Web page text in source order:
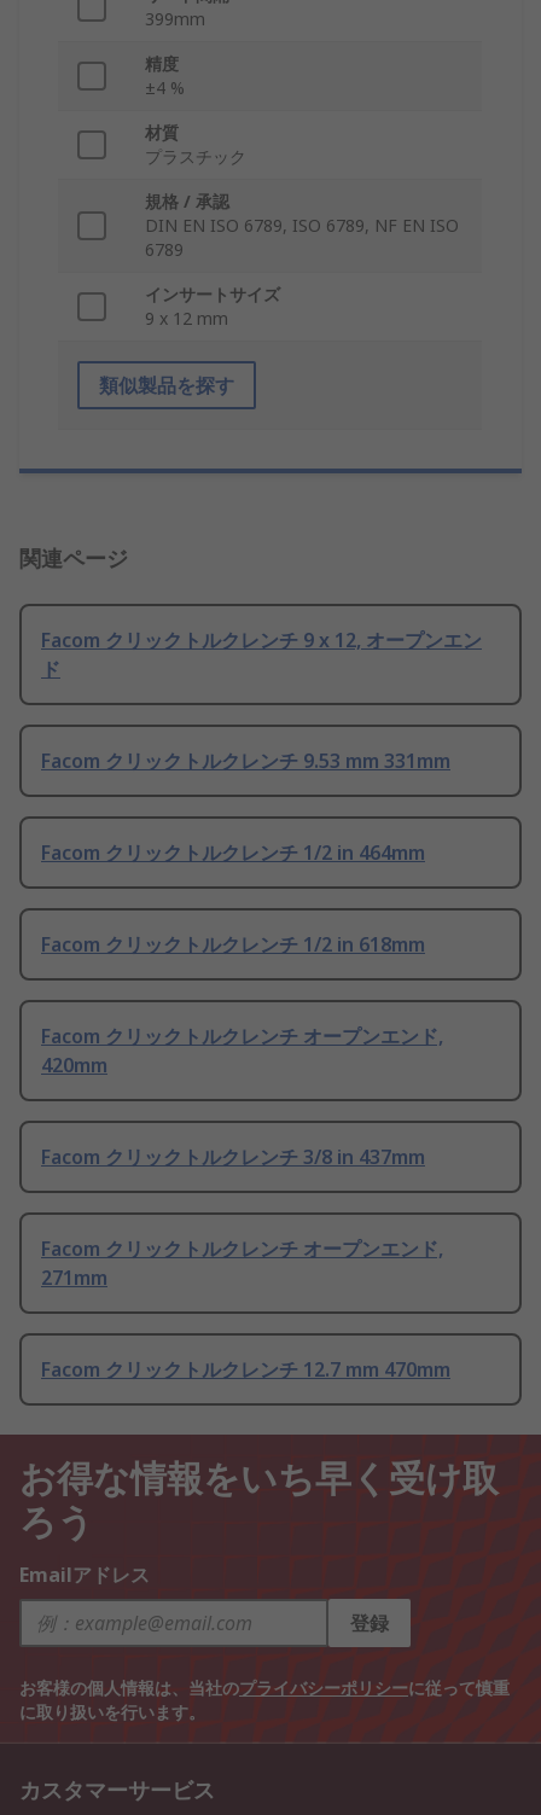
399mm
精度
±4 %
材質
プラスチック
規格 / 承認
DIN EN ISO 6789, ISO 6789, NF EN ISO
6789
インサートサイズ
9 x 12 mm
類似製品を探す
関連ページ
Facom クリックトルクレンチ 9 x 12, オープンエン
ド
Facom クリックトルクレンチ 9.53 mm 331mm
Facom クリックトルクレンチ 1/2 in 464mm
Facom クリックトルクレンチ 1/2 in 618mm
Facom クリックトルクレンチ オープンエンド,
420mm
Facom クリックトルクレンチ 3/8 in 437mm
Facom クリックトルクレンチ オープンエンド,
271mm
Facom クリックトルクレンチ 12.7 mm 470mm
お得な情報をいち早く受け取
ろう
Emailアドレス
登録
お客様の個人情報は、当社のプライバシーポリシーに従って慎重
に取り扱いを行います。
カスタマーサービス